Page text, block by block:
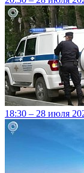
18:30 – 28 июля